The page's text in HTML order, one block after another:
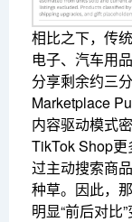
相比之下，传
电子、汽车用
分享剩余约三
Marketplace
内容驱动模式
TikTok Shop
过主动搜索商
种草。因此，
明显“前后对比